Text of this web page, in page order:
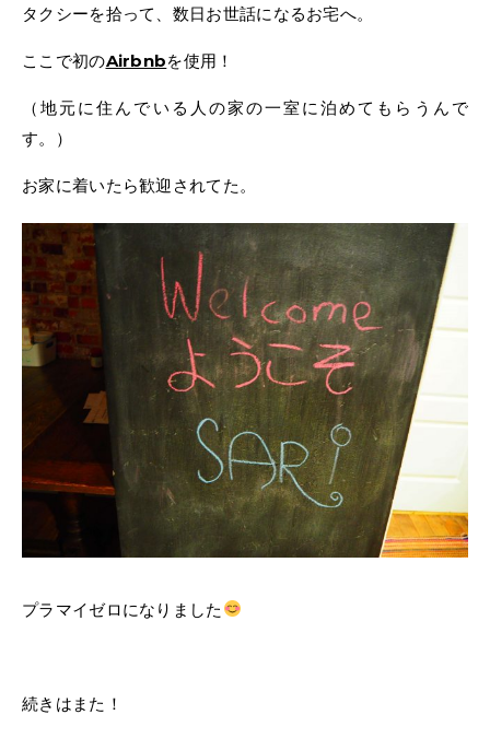
タクシーを拾って、数日お世話になるお宅へ。
ここで初のAirbnbを使用！
（地元に住んでいる人の家の一室に泊めてもらうんで
す。）
お家に着いたら歓迎されてた。
プラマイゼロになりました
続きはまた！